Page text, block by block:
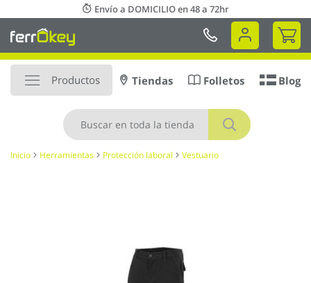
al
contenido
Envío a DOMICILIO en 48 a 72hr
Mi
Productos
Buscar
Tiendas Folletos Blog
Inicio Herramientas Protección laboral Vestuario